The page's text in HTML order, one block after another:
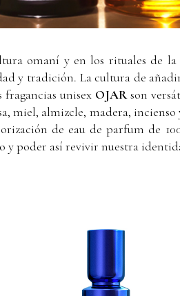
omaní y en los rituales de
y tradición. La cultura de
unisex OJARson
miel, almizcle, madera,
de eau de parfum de
y poder así revivir nuestra